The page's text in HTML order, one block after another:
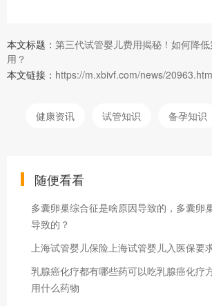
本文标题： 第三代试管婴儿费用揭秘！如何降
用？
本文链接： https://m.xbivf.com/news/
健康资讯 试管知识 备孕知识
随便看看
多囊卵巢综合征是啥原因导致的，多囊卵
导致的？
上海试管婴儿保险上海试管婴儿入医保要
乳腺癌化疗都有哪些药可以吃乳腺癌化疗
用什么药物